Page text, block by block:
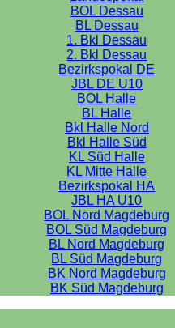
BOL Dessau
BL Dessau
1. Bkl Dessau
2. Bkl Dessau
Bezirkspokal DE
JBL DE U10
BOL Halle
BL Halle
Bkl Halle Nord
Bkl Halle Süd
KL Süd Halle
KL Mitte Halle
Bezirkspokal HA
JBL HA U10
BOL Nord Magdeburg
BOL Süd Magdeburg
BL Nord Magdeburg
BL Süd Magdeburg
BK Nord Magdeburg
BK Süd Magdeburg